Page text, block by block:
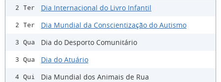
2 Ter Dia Internacional do Livro Infantil
2 Ter Dia Mundial da Conscientização do Autismo
3 Qua Dia do Desporto Comunitário
3 Qua Dia do Atuário
4 Qui Dia Mundial dos Animais de Rua